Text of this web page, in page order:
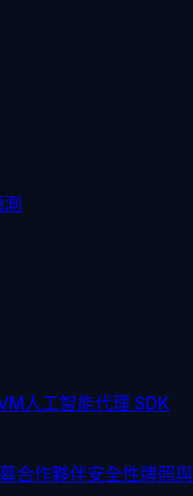
人工智能代理 SDK
合作夥伴安全性牌照